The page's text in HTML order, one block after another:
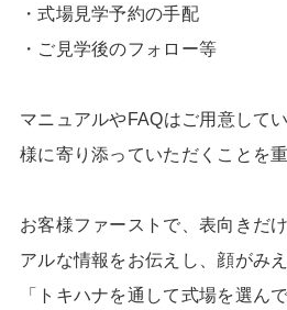
・式場見学予約の手配
・ご見学後のフォロー等
マニュアルやFAQはご用意して
様に寄り添っていただくことを
お客様ファーストで、表向きだ
アルな情報をお伝えし、顔がみ
「トキハナを通して式場を選ん